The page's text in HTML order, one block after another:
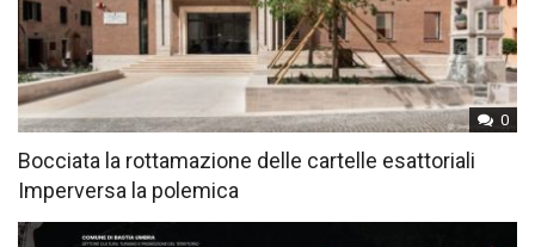
0
Bocciata la rottamazione delle cartelle esattoriali
Imperversa la polemica